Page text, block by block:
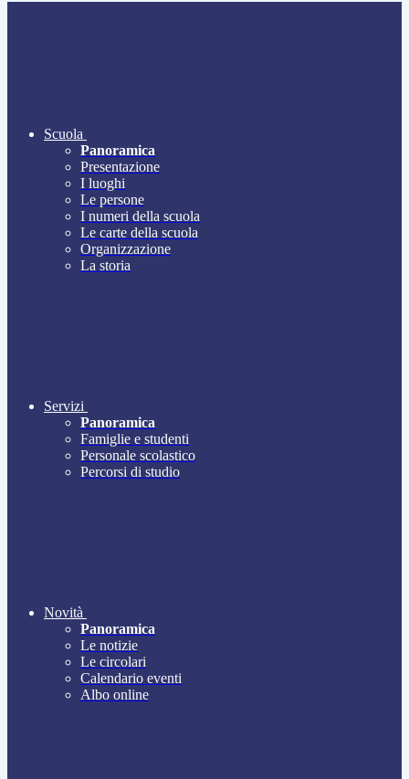
Scuola
Panoramica
Presentazione
I luoghi
Le persone
I numeri della scuola
Le carte della scuola
Organizzazione
La storia
Servizi
Panoramica
Famiglie e studenti
Personale scolastico
Percorsi di studio
Novità
Panoramica
Le notizie
Le circolari
Calendario eventi
Albo online